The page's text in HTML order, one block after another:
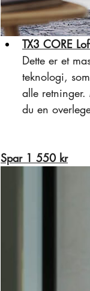
TX3 CORE
Dette er et
teknologi,
alle retninger.
du en
Spar 1 550 kr